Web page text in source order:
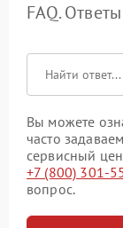
FAQ.
Вы можете
часто
сервисный
+7 (800) 301-
вопрос.